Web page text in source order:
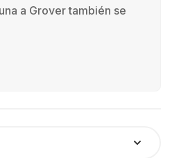
a Grover también se